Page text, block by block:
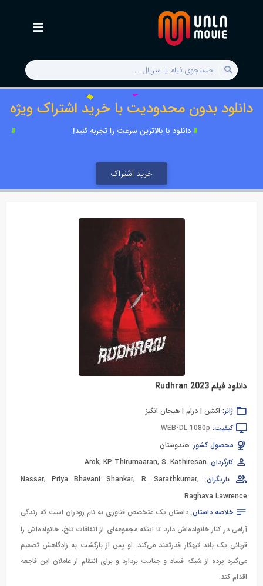
دانلود بدون محدودیت با خرید اشتراک ویژه
دانلود با بالاترین سرعت را تجربه کنید!
خرید اشتراک
دانلود فیلم Rudhran 2023
ژانر: اکشن | درام | هیجان انگیز
کیفیت: WEB-DL 1080p
محصول کشور: هندوستان
کارگردان:
Arok, KP Thirumaaran, S. Kathiresan
بازیگران:
Nassar,Priya Bhavani Shankar, R. Sarathkumar,
Raghava Lawrence
خلاصه داستان: داستان یک متخصص فناوری به نام رودران است که زندگی
آرامی در کنار خانواده‌اش دارد تا اینکه مجموعه‌ای از اتفاقات تلخ، خانواده‌اش را
قربانی یک باند تبهکار قدرتمند می‌کند. او پس از بازگشت به زادگاهش تصمیم
می‌گیرد پرده از شبکه فساد و جنایت بردارد و برای انتقام از عاملان این فاجعه
اقدام کند.